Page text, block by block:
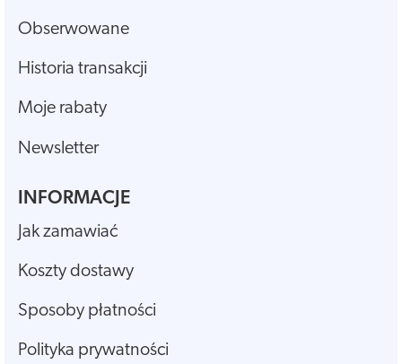
Obserwowane
Historia transakcji
Moje rabaty
Newsletter
INFORMACJE
Jak zamawiać
Koszty dostawy
Sposoby płatności
Polityka prywatności